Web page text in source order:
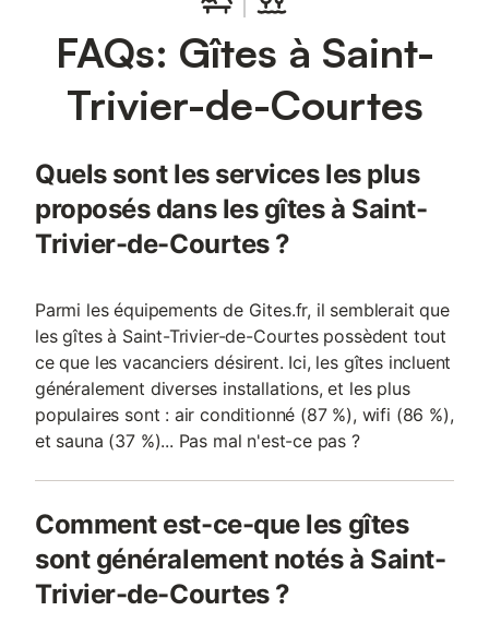
FAQs: Gîtes à Saint-
Trivier-de-Courtes
Quels sont les services les plus
proposés dans les gîtes à Saint-
Trivier-de-Courtes ?
Parmi les équipements de Gites.fr, il semblerait que
les gîtes à Saint-Trivier-de-Courtes possèdent tout
ce que les vacanciers désirent. Ici, les gîtes incluent
généralement diverses installations, et les plus
populaires sont : air conditionné (87 %), wifi (86 %),
et sauna (37 %)... Pas mal n'est-ce pas ?
Comment est-ce-que les gîtes
sont généralement notés à Saint-
Trivier-de-Courtes ?